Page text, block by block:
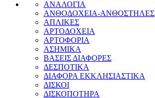
ΑΝΑΛΟΓΙΑ
ΑΝΘΟΔΟΧΕΙΑ-ΑΝΘΟΣΤΗΛΕΣ
ΑΠΛΙΚΕΣ
ΑΡΤΟΔΟΧΕΙΑ
ΑΡΤΟΦΟΡΙΑ
ΑΣΗΜΙΚΑ
ΒΑΣΕΙΣ ΔΙΑΦΟΡΕΣ
ΔΕΣΠΟΤΙΚΑ
ΔΙΑΦΟΡΑ ΕΚΚΛΗΣΙΑΣΤΙΚΑ
ΔΙΣΚΟΙ
ΔΙΣΚΟΠΟΤΗΡΑ